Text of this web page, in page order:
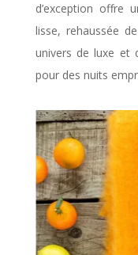
d’exception offre
lisse, rehaussée
univers de luxe et
pour des nuits